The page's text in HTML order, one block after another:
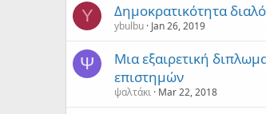
Y Δημοκρατικότητα
ybulbu Jan 26, 2019
Ψ
Μια εξαιρετική
επιστημών
ψαλτάκι Mar 22, 2018